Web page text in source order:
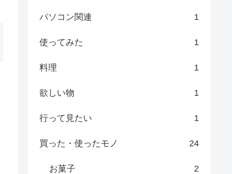
パソコン関連 1
使ってみた 1
料理 1
欲しい物 1
行って見たい 1
買った・使ったモノ 24
お菓子 2